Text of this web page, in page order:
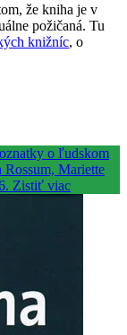
že kniha je v
požičaná. Tu
knižníc, o